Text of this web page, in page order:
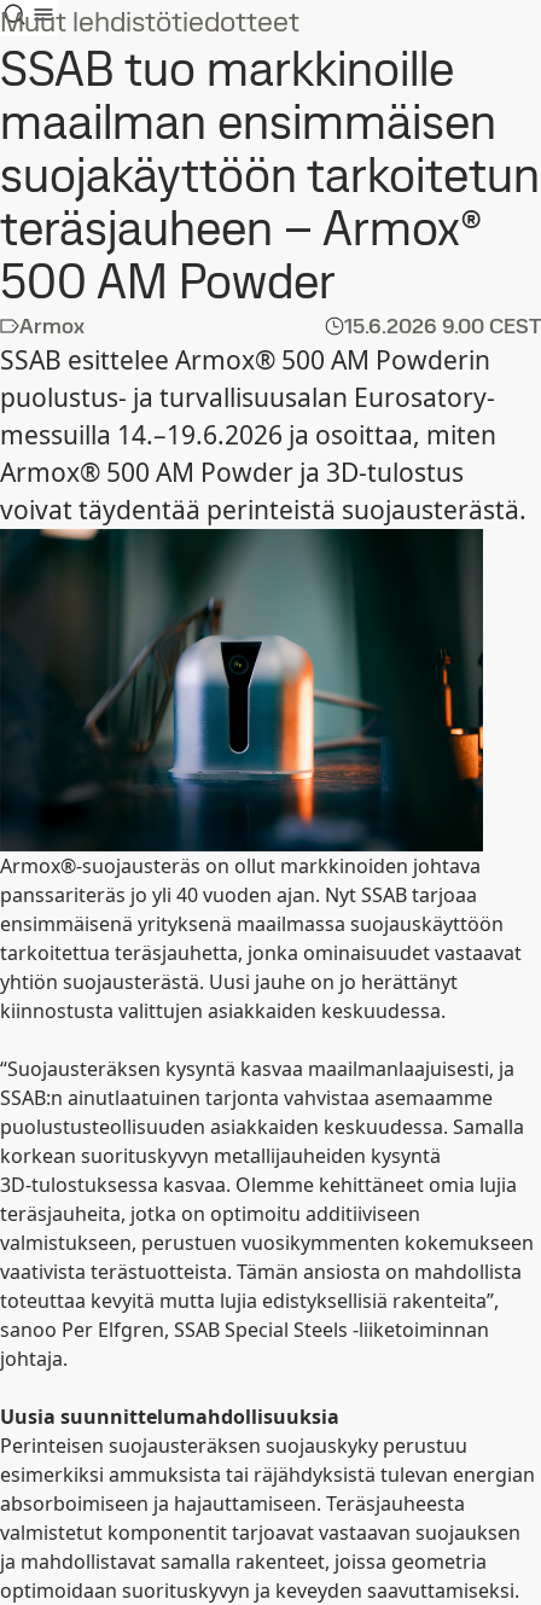
Muut lehdistötiedotteet
SSAB tuo markkinoille
maailman ensimmäisen
suojakäyttöön tarkoitetun
teräsjauheen – Armox®
500 AM Powder
Armox 15.6.2026 9.00 CEST
SSAB esittelee Armox® 500 AM Powderin
puolustus- ja turvallisuusalan Eurosatory-
messuilla 14.–19.6.2026 ja osoittaa, miten
Armox® 500 AM Powder ja 3D‑tulostus
voivat täydentää perinteistä suojausterästä.
Armox®-suojausteräs on ollut markkinoiden johtava
panssariteräs jo yli 40 vuoden ajan. Nyt SSAB tarjoaa
ensimmäisenä yrityksenä maailmassa suojauskäyttöön
tarkoitettua teräsjauhetta, jonka ominaisuudet vastaavat
yhtiön suojausterästä. Uusi jauhe on jo herättänyt
kiinnostusta valittujen asiakkaiden keskuudessa.
“Suojausteräksen kysyntä kasvaa maailmanlaajuisesti, ja
SSAB:n ainutlaatuinen tarjonta vahvistaa asemaamme
puolustusteollisuuden asiakkaiden keskuudessa. Samalla
korkean suorituskyvyn metallijauheiden kysyntä
3D‑tulostuksessa kasvaa. Olemme kehittäneet omia lujia
teräsjauheita, jotka on optimoitu additiiviseen
valmistukseen, perustuen vuosikymmenten kokemukseen
vaativista terästuotteista. Tämän ansiosta on mahdollista
toteuttaa kevyitä mutta lujia edistyksellisiä rakenteita”,
sanoo Per Elfgren, SSAB Special Steels -liiketoiminnan
johtaja.
Uusia suunnittelumahdollisuuksia
Perinteisen suojausteräksen suojauskyky perustuu
esimerkiksi ammuksista tai räjähdyksistä tulevan energian
absorboimiseen ja hajauttamiseen. Teräsjauheesta
valmistetut komponentit tarjoavat vastaavan suojauksen
ja mahdollistavat samalla rakenteet, joissa geometria
optimoidaan suorituskyvyn ja keveyden saavuttamiseksi.